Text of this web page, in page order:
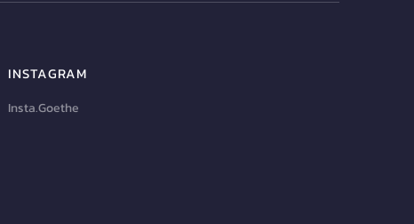
INSTAGRAM
Insta.Goethe